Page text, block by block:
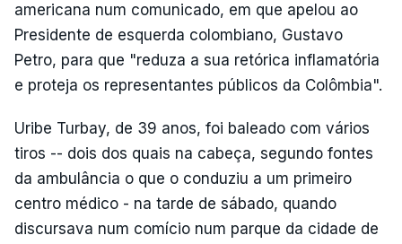
americana num comunicado, em que apelou ao
Presidente de esquerda colombiano, Gustavo
Petro, para que "reduza a sua retórica inflamatória
e proteja os representantes públicos da Colômbia".
Uribe Turbay, de 39 anos, foi baleado com vários
tiros -- dois dos quais na cabeça, segundo fontes
da ambulância o que o conduziu a um primeiro
centro médico - na tarde de sábado, quando
discursava num comício num parque da cidade de